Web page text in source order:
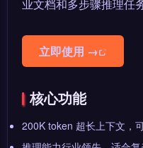
业文档和多步骤推理任务
立即使用 →
核心功能
200K token 超长上下文，